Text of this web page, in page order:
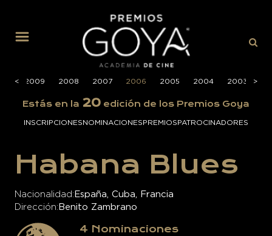
<
< 2009 2008 2007 2006 2005 2004 2003 >
>
Estás en la 20 edición de los Premios Goya
INSCRIPCIONESNOMINACIONESPREMIOSPATROCINADORES
Habana Blues
Nacionalidad España, Cuba, Francia
Dirección Benito Zambrano
4 Nominaciones